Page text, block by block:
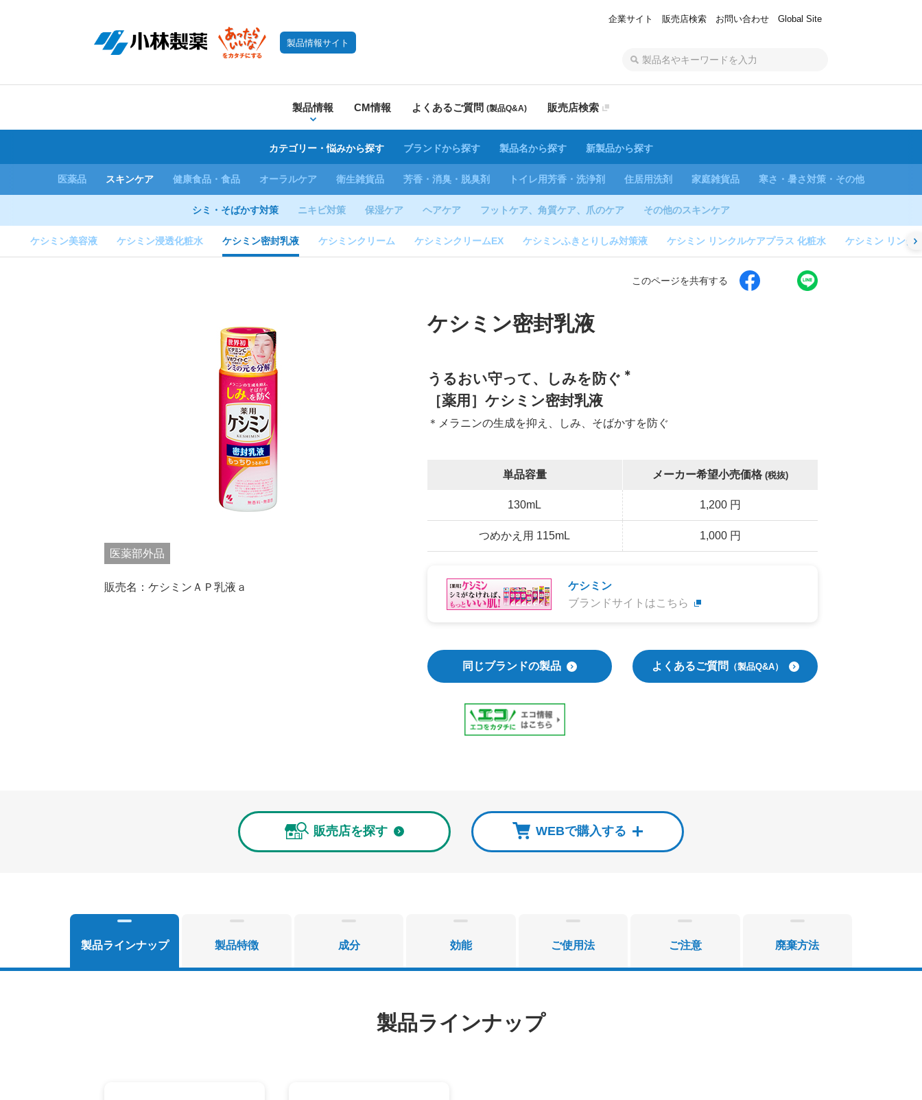
製品情報サイト
企業サイト 販売店検索 お問い合わせ Global Site
製品情報 CM情報 よくあるご質問 (製品Q&A) 販売店検索
カテゴリー・悩みから探す ブランドから探す 製品名から探す 新製品から探す
医薬品 スキンケア 健康食品・食品 オーラルケア 衛生雑貨品 芳香・消臭・脱臭剤 トイレ用芳香・洗浄剤 住居用洗剤 家庭雑貨品 寒さ・暑さ対策・その他
シミ・そばかす対策 ニキビ対策 保湿ケア ヘアケア フットケア、角質ケア、爪のケア その他のスキンケア
ケシミン美容液 ケシミン浸透化粧水 ケシミン密封乳液 ケシミンクリーム ケシミンクリームEX ケシミンふきとりしみ対策液 ケシミン リンクルケアプラス 化粧水 ケシミン リンク
医薬部外品
販売名：ケシミンＡＰ乳液ａ
ケシミン密封乳液
うるおい守って、しみを防ぐ ＊
［薬用］ケシミン密封乳液
＊メラニンの生成を抑え、しみ、そばかすを防ぐ
単品容量 メーカー希望小売価格(税抜)
130mL 1,200 円
つめかえ用 115mL 1,000 円
ケシミン
ブランドサイトはこちら
同じブランドの製品 よくあるご質問 （製品Q&A）
販売店を探す WEBで購入する
製品ラインナップ 製品特徴 成分 効能 ご使用法 ご注意 廃棄方法
製品ラインナップ
このページを共有する